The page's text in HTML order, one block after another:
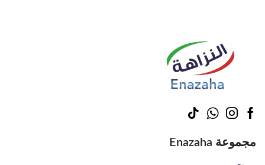
مجموعة Enazaha